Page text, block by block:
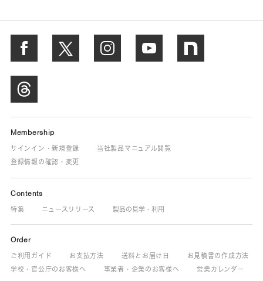
Membership
サインイン・新規登録
当社製品マニュアル閲覧
登録情報の確認・変更
Contents
特集 ニュースリリース 製品の見学・利用
Order
ご利用ガイド お支払方法 送料とお届け日
お見積書の作成方法
学校・官公庁のお客様へ
事業者・企業のお客様へ 営業カレンダー